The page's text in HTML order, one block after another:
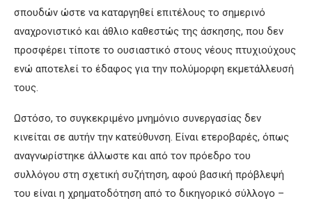
σπουδών ώστε να καταργηθεί επιτέλους το σημερινό
αναχρονιστικό και άθλιο καθεστώς της άσκησης, που δεν
προσφέρει τίποτε το ουσιαστικό στους νέους πτυχιούχους
ενώ αποτελεί το έδαφος για την πολύμορφη εκμετάλλευσή
τους.
Ωστόσο, το συγκεκριμένο μνημόνιο συνεργασίας δεν
κινείται σε αυτήν την κατεύθυνση. Είναι ετεροβαρές, όπως
αναγνωρίστηκε άλλωστε και από τον πρόεδρο του
συλλόγου στη σχετική συζήτηση, αφού βασική πρόβλεψή
του είναι η χρηματοδότηση από το δικηγορικό σύλλογο –